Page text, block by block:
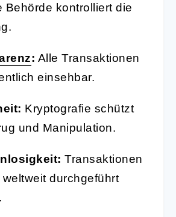
Behörde kontrolliert die
: Alle Transaktionen
einsehbar.
Kryptografie schützt
und Manipulation.
Transaktionen
durchgeführt